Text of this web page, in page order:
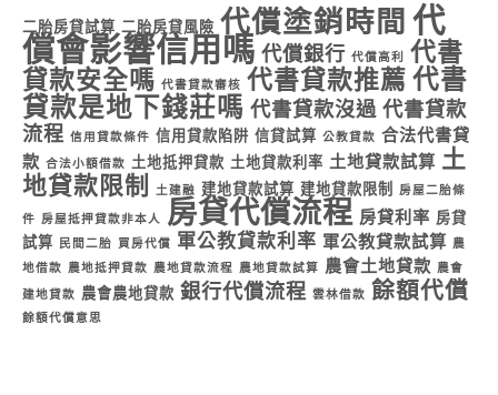
二胎房貸試算 二胎房貸風險 代償塗銷時間 代
償會影響信用嗎 代償銀行 代償高利
代書
貸款安全嗎 代書貸款審核 代書貸款推薦 代書
貸款是地下錢莊嗎 代書貸款沒過 代書貸款
流程 信用貸款條件 信用貸款陷阱 信貸試算 公教貸款 合法代書貸
款 合法小額借款 土地抵押貸款 土地貸款利率 土地貸款試算 土
地貸款限制
土建融 建地貸款試算 建地貸款限制 房屋二胎條
件 房屋抵押貸款非本人 房貸代償流程 房貸利率 房貸
試算
民間二胎 買房代償 軍公教貸款利率 軍公教貸款試算
農
地借款
農地抵押貸款 農地貸款流程 農地貸款試算 農會土地貸款 農會
建地貸款 農會農地貸款 銀行代償流程 雲林借款 餘額代償
餘額代償意思